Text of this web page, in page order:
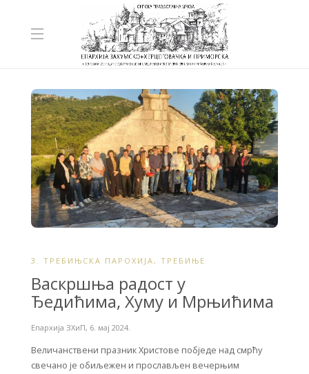
3. ТРЕБИЊСКА ПАРОХИЈА, ТРЕБИЊЕ
Васкршња радост у
Ђедићима, Хуму и Мрњићима
Епархија ЗХиП, 6. мај 2024.
Величанствени празник Христове побједе над смрћу
свечано је обиљежен и прослављен вечерњим